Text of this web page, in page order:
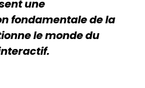
une
fondamentale de la
le monde du